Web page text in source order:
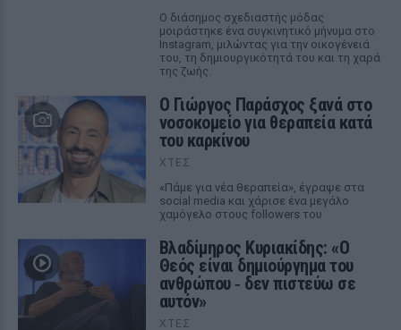
Ο διάσημος σχεδιαστής μόδας
μοιράστηκε ένα συγκινητικό μήνυμα στο
Instagram, μιλώντας για την οικογένειά
του, τη δημιουργικότητά του και τη χαρά
της ζωής.
O Γιώργος Παράσχος ξανά στο
νοσοκομείο για θεραπεία κατά
του καρκίνου
ΧΤΕΣ
«Πάμε για νέα θεραπεία», έγραψε στα
social media και χάρισε ένα μεγάλο
χαμόγελο στους followers του
Βλαδίμηρος Κυριακίδης: «Ο
Θεός είναι δημιούργημα του
ανθρώπου ‑ δεν πιστεύω σε
αυτόν»
ΧΤΕΣ